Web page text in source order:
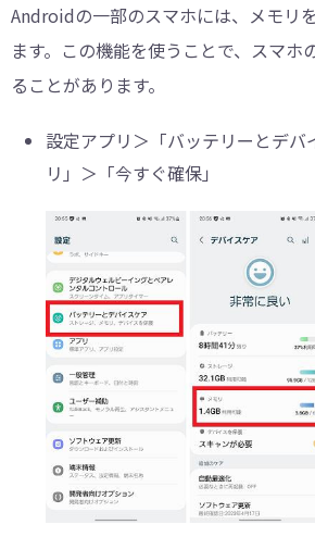
Androidの一部のスマホには、メモリ
ます。この機能を使うことで、スマホ
ることがあります。
設定アプリ＞「バッテリーとデバ
リ」＞「今すぐ確保」